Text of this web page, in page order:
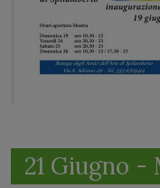
21 Giugno -